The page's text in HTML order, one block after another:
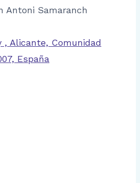
Antoni Samaranch
, Alicante, Comunidad
España